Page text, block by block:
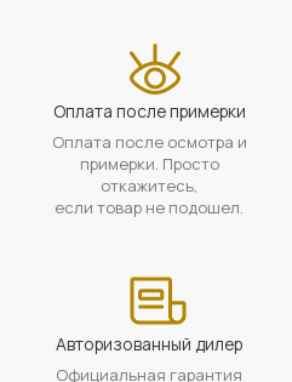
Оплата после примерки
Оплата после осмотра и
примерки. Просто
откажитесь,
если товар не подошел.
Авторизованный дилер
Официальная гарантия